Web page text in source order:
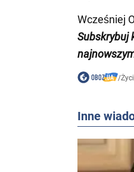
Wcześniej
Subskrybuj
/
Inne